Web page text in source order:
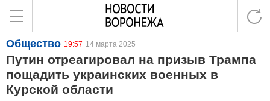
Общество 19:57 14 марта 2025
Путин отреагировал на призыв Трампа
пощадить украинских военных в
Курской области